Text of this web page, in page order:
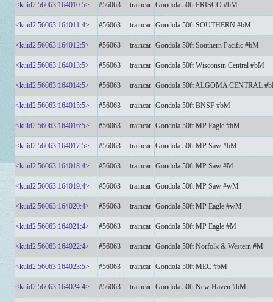
<kuid2:56063:164010:5> #56063 traincar Gondola 50ft FRISCO #bM
<kuid2:56063:164011:4> #56063 traincar Gondola 50ft SOUTHERN #bM
<kuid2:56063:164012:5> #56063 traincar Gondola 50ft Southern Pacific #bM
<kuid2:56063:164013:5> #56063 traincar Gondola 50ft Wisconsin Central #bM
<kuid2:56063:164014:5> #56063 traincar Gondola 50ft ALGOMA CENTRAL
<kuid2:56063:164015:5> #56063 traincar Gondola 50ft BNSF #bM
<kuid2:56063:164016:5> #56063 traincar Gondola 50ft MP Eagle #bM
<kuid2:56063:164017:5> #56063 traincar Gondola 50ft MP Saw #bM
<kuid2:56063:164018:4> #56063 traincar Gondola 50ft MP Saw #M
<kuid2:56063:164019:4> #56063 traincar Gondola 50ft MP Saw #wM
<kuid2:56063:164020:4> #56063 traincar Gondola 50ft MP Eagle #wM
<kuid2:56063:164021:4> #56063 traincar Gondola 50ft MP Eagle #M
<kuid2:56063:164022:4> #56063 traincar Gondola 50ft Norfolk & Western #M
<kuid2:56063:164023:5> #56063 traincar Gondola 50ft MEC #bM
<kuid2:56063:164024:4> #56063 traincar Gondola 50ft New Haven #bM